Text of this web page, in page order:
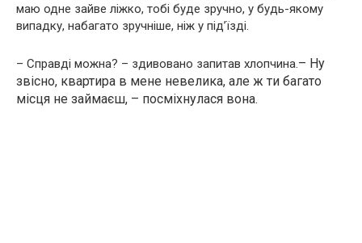
маю одне зайве ліжко, тобі буде зручно, у будь-якому
випадку, набагато зручніше, ніж у під’їзді.
– Справді можна? – здивовано запитав хлопчина.– Ну
звісно, квартира в мене невелика, але ж ти багато
місця не займаєш, – посміхнулася вона.